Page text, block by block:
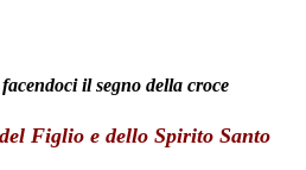
il segno della croce
Figlio e dello Spirito Santo